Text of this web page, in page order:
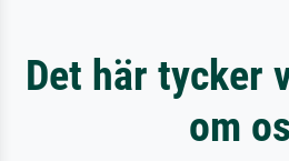
Det här tycker
om